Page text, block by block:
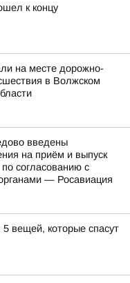
к концу
на месте дорожно-
в Волжском
введены
на приём и выпуск
согласованию с
— Росавиация
вещей, которые спасут